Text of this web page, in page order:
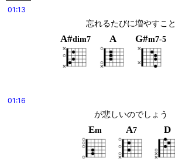
01:13
忘れるたびに増やすこと
A#dim7 A G#m7-5
01:16
が悲しいのでしょう
Em A7 D